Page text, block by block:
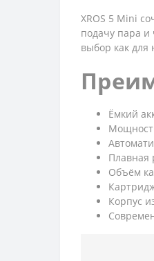
XROS 5 Mini
подачу пара и
выбор как для
Ёмкий
Плавная
Объём
Корпус